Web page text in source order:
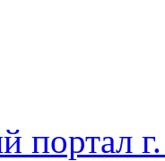
портал